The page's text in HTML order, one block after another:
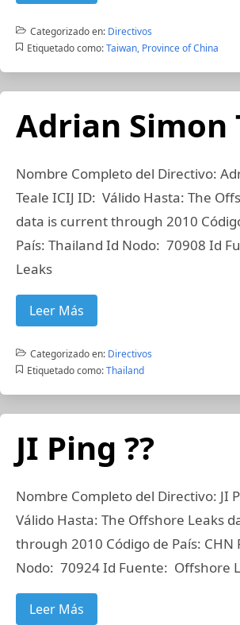
Categorizado en: Directivos
Etiquetado como: Taiwan, Province of China
Adrian Simon
Nombre Completo del Directivo:
Teale ICIJ ID: Válido Hasta: The
data is current through 2010
País: Thailand Id Nodo: 70908 Id
Leaks
Leer Más
Categorizado en: Directivos
Etiquetado como: Thailand
JI Ping ??
Nombre Completo del Directivo: JI
Válido Hasta: The Offshore Leaks
through 2010 Código de País: CHN
Nodo: 70924 Id Fuente: Offshore
Leer Más